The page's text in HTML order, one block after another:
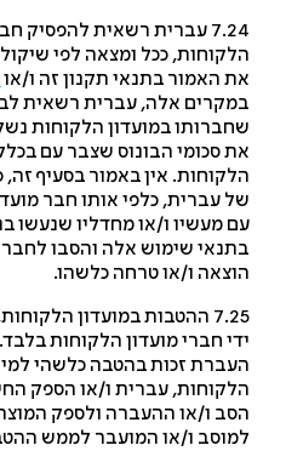
7.24 עברית רשאית להפסיק
ככל ומצאה לפי שיקול
האמור בתנאי תקנון זה ו/או
אלה, עברית רשאית לבטל
במועדון הלקוחות נשללה,
סכומי הבונוס שצבר עם בכלל
אין באמור בסעיף זה, כדי
עברית, כלפי אותו חבר מועדון
מעשיו ו/או מחדליו שנעשו בניגוד
שימוש אלה והסבו לחברה ו/
ו/או טרחה כלשהו.
7.25 ההטבות במועדון הלקוחות,
חברי מועדון הלקוחות בלבד.
זכות בהטבה כלשהי למי
עברית ו/או הספק החיצוני,
ו/או ההעברה ולספק המוצר ו/או
ו/או המועבר לממש ההטבה